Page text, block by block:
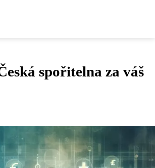
spořitelna za váš